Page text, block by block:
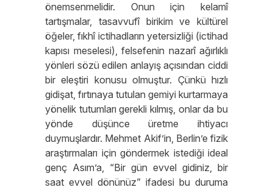
önemsenmelidir. Onun için kelamî
tartışmalar, tasavvufî birikim ve kültürel
öğeler, fıkhî ictihadların yetersizliği (ictihad
kapısı meselesi), felsefenin nazarî ağırlıklı
yönleri sözü edilen anlayış açısından ciddi
bir eleştiri konusu olmuştur. Çünkü hızlı
gidişat, fırtınaya tutulan gemiyi kurtarmaya
yönelik tutumları gerekli kılmış, onlar da bu
yönde düşünce üretme ihtiyacı
duymuşlardır. Mehmet Akif’in, Berlin’e fizik
araştırmaları için göndermek istediği ideal
genç Asım’a, “Bir gün evvel gidiniz, bir
saat evvel dönünüz” ifadesi bu duruma